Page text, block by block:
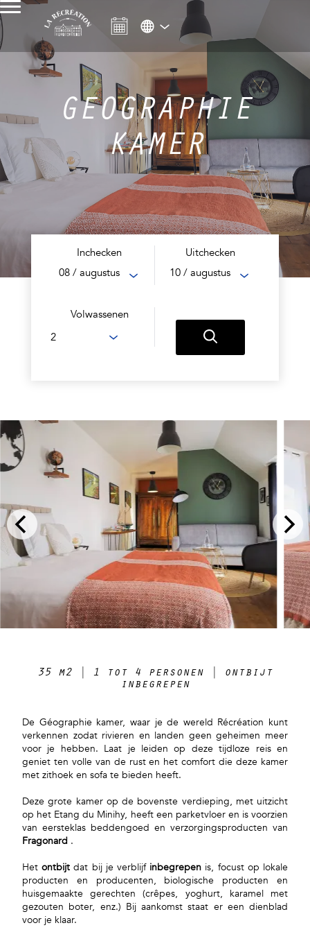
GEOGRAPHIE
KAMER
Inchecken
08 / augustus
Uitchecken
10 / augustus
Volwassenen
35 m2 | 1 tot 4 personen | ontbijt
inbegrepen
De Géographie kamer, waar je de wereld Récréation kunt
verkennen zodat rivieren en landen geen geheimen meer
voor je hebben. Laat je leiden op deze tijdloze reis en
geniet ten volle van de rust en het comfort die deze kamer
met zithoek en sofa te bieden heeft.
Deze grote kamer op de bovenste verdieping, met uitzicht
op het Etang du Minihy, heeft een parketvloer en is voorzien
van eersteklas beddengoed en verzorgingsproducten van
Fragonard .
Hetontbijtdat bij je verblijf inbegrepen is, focust op lokale
producten en producenten, biologische producten en
huisgemaakte gerechten (crêpes, yoghurt, karamel met
gezouten boter, enz.) Bij aankomst staat er een dienblad
voor je klaar.